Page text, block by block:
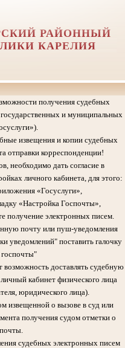
РАЙОННЫЙ
КАРЕЛИЯ
получения судебных
и муниципальных
извещения и копии судебных
отправки корреспонденции!
необходимо дать согласие в
личного кабинета, для этого:
«Госуслуги»,
«Настройка Госпочты»,
получение электронных писем.
почту или пуш-уведомления
уведомлений" поставить галочку
возможность доставлять судебную
кабинет физического лица
юридического лица).
извещенной о вызове в суд или
получения судом отметки о
судебных электронных писем